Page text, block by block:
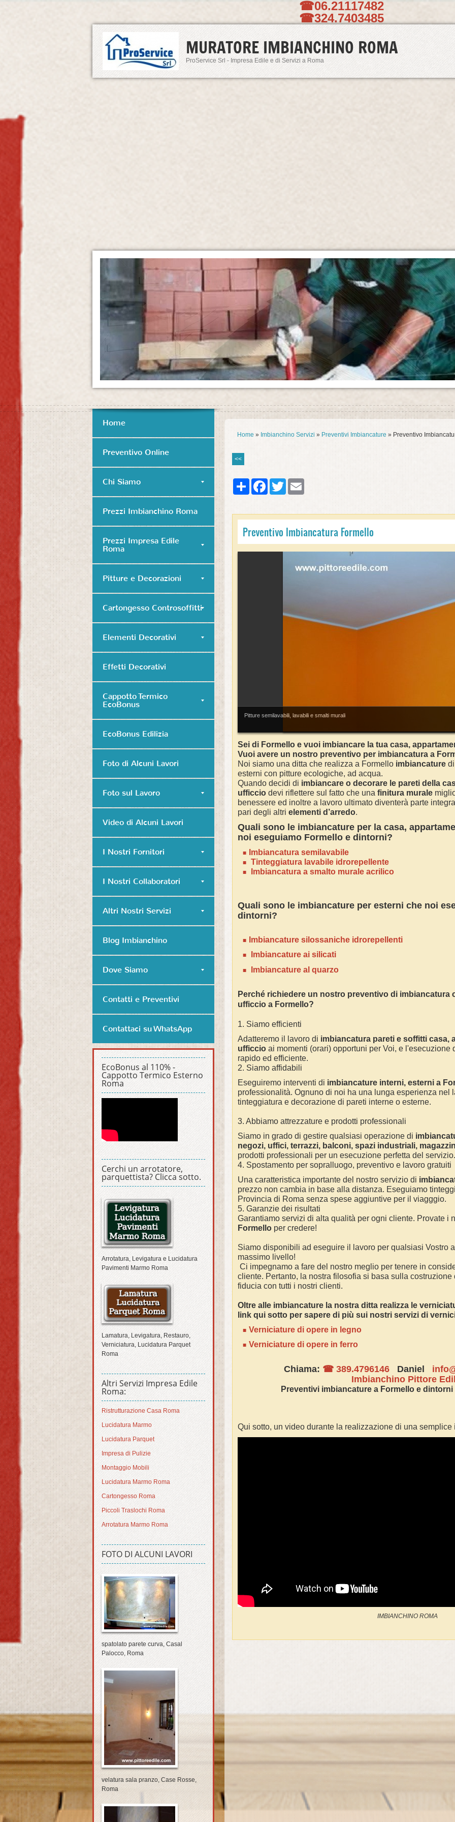
☎06.21117482
☎324.7403485
MURATORE IMBIANCHINO ROMA
ProService Srl - Impresa Edile e di Servizi a Roma
Home » Imbianchino Servizi » Preventivi Imbiancature » Preventivo
<<
Share FacebookTwitter
Preventivo Imbiancatura Formello
Pitture semilavabili, lavabili e smalti murali
Sei di Formello e vuoi imbiancare la tua casa,
Vuoi avere un nostro preventivo per imbiancatura a
Noi siamo una ditta che realizza a Formello imbiancature
esterni con pitture ecologiche, ad acqua.
Quando decidi di imbiancare o decorare le pareti della
ufficcio devi riflettere sul fatto che una finitura murale
benessere ed inoltre a lavoro ultimato diventerà parte
pari degli altri elementi d’arredo.
Quali sono le imbiancature per la casa,
noi eseguiamo Formello e dintorni?
Imbiancatura semilavabile
Tinteggiatura lavabile idrorepellente
Imbiancatura a smalto murale acrilico
Quali sono le imbiancature per esterni che noi
dintorni?
mbiancature silossaniche idrorepellenti
Imbiancature ai silicati
Imbiancature al quarzo
Perché richiedere un nostro preventivo di imbiancatura
ufficcio a Formello?
1. Siamo efficienti
Adatteremo il lavoro di imbiancatura pareti e soffitti casa,
ufficcio ai momenti (orari) opportuni per Voi, e l'esecuzione
rapido ed efficiente.
2. Siamo affidabili
Eseguiremo interventi di imbiancature interni, esterni a
professionalità. Ognuno di noi ha una lunga esperienza nel
tinteggiatura e decorazione di pareti interne o esterne.
3. Abbiamo attrezzature e prodotti professionali
Siamo in grado di gestire qualsiasi operazione di imbianc
negozi, uffici, terrazzi, balconi, spazi industriali,
prodotti professionali per un esecuzione perfetta del servizio.
4. Spostamento per sopralluogo, preventivo e lavoro gratuiti
Una caratteristica importante del nostro servizio di imbianc
prezzo non cambia in base alla distanza. Eseguiamo
Provincia di Roma senza spese aggiuntive per il viagggio.
5. Garanzie dei risultati
Garantiamo servizi di alta qualità per ogni cliente. Provate i
Formello per credere!
Siamo disponibili ad eseguire il lavoro per qualsiasi Vostro
massimo livello!
Ci impegnamo a fare del nostro meglio per tenere in
cliente. Pertanto, la nostra filosofia si basa sulla
fiducia con tutti i nostri clienti.
Oltre alle imbiancature la nostra ditta realizza le
link qui sotto per sapere di più sui nostri servizi di
Verniciature di opere in legno
Verniciature di opere in ferro
Chiama: ☎ 389.4796146Daniel
Imbianchino Pittore
Preventivi imbiancature a Formelloe dintorni
Qui sotto, un video durante la realizzazione di una semplice
IMBIANCHINO ROMA
Home
Preventivo Online
Chi Siamo
Prezzi Imbianchino Roma
Prezzi Impresa Edile
Roma
Pitture e Decorazioni
Cartongesso Controsoffitti
Elementi Decorativi
Effetti Decorativi
Cappotto Termico
EcoBonus
EcoBonus Edilizia
Foto di Alcuni Lavori
Foto sul Lavoro
Video di Alcuni Lavori
I Nostri Fornitori
I Nostri Collaboratori
Altri Nostri Servizi
Blog Imbianchino
Dove Siamo
Contatti e Preventivi
Contattaci su WhatsApp
EcoBonus al 110% -
Cappotto Termico Esterno
Roma
Cerchi un arrotatore,
parquettista? Clicca sotto.
Arrotatura, Levigatura e Lucidatura
Pavimenti Marmo Roma
Lamatura, Levigatura, Restauro,
Verniciatura, Lucidatura Parquet
Roma
Altri Servizi Impresa Edile
Roma:
Ristrutturazione Casa Roma
Lucidatura Marmo
Lucidatura Parquet
Impresa di Pulizie
Montaggio Mobili
Lucidatura Marmo Roma
Cartongesso Roma
Piccoli Traslochi Roma
Arrotatura Marmo Roma
FOTO DI ALCUNI LAVORI
spatolato parete curva, Casal
Palocco, Roma
velatura sala pranzo, Case Rosse,
Roma